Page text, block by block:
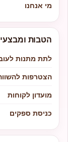
מי אנחנו
הטבות
לתת מתנות
הצטרפות
מועדון לקוחות
כניסת ספקים